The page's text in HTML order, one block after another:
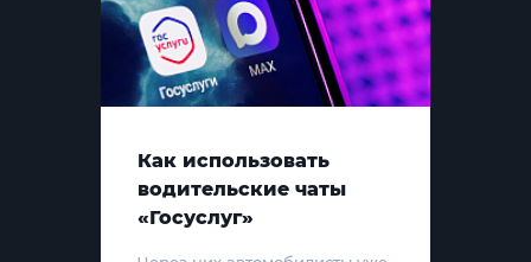
Как использовать
водительские чаты
«Госуслуг»